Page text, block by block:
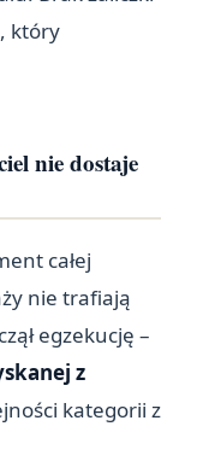
który
nie dostaje
całej
nie trafiają
egzekucję –
z
kategorii z